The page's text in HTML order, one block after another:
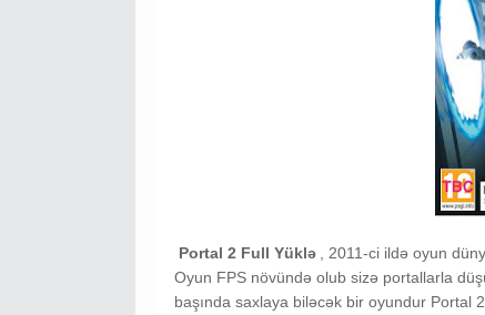
Portal 2 Full Yüklə
, 2011-ci ildə oyun
Oyun FPS növündə olub sizə portallarla
başında saxlaya biləcək bir oyundur Portal